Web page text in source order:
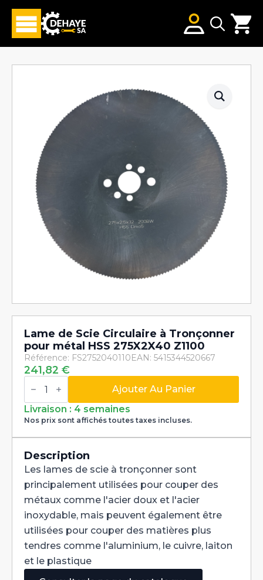
Lame de Scie Circulaire à Tronçonner
pour métal HSS 275X2X40 Z1100
Référence: FS2752040110EAN: 5415344520667
241,82 €
quantité
de
de
Scie
Circulaire
à
pour
métal
HSS
275X2X40
Z1100
Ajouter Au Panier
Livraison : 4 semaines
Nos prix sont affichés toutes taxes incluses.
Description
Les lames de scie à tronçonner sont
principalement utilisées pour couper des
métaux comme l'acier doux et l'acier
inoxydable, mais peuvent également être
utilisées pour couper des matières plus
tendres comme l'aluminium, le cuivre, laiton
et le plastique